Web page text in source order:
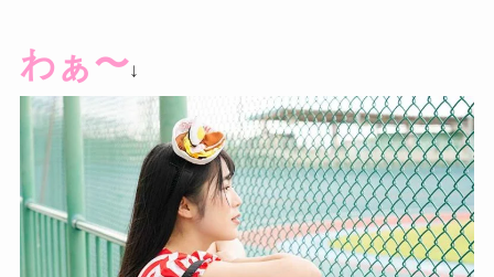
わぁ〜↓